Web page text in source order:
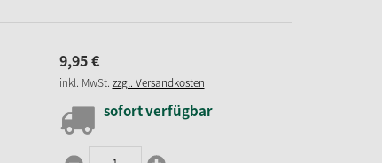
9,95€
inkl. MwSt. zzgl. Versandkosten
sofort verfügbar